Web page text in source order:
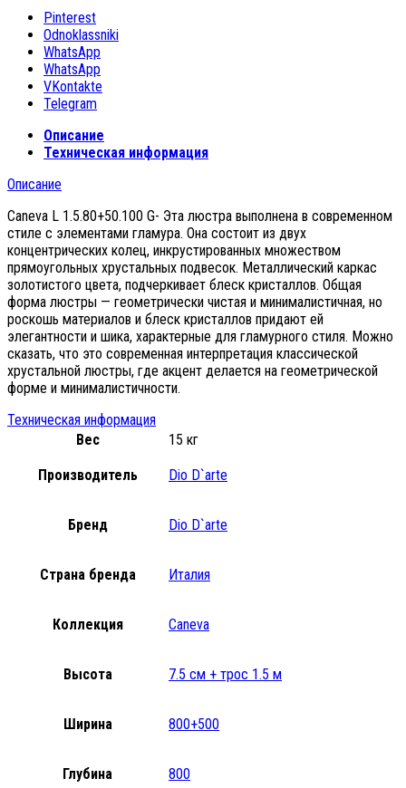
Pinterest
Odnoklassniki
WhatsApp
WhatsApp
VKontakte
Telegram
Описание
Техническая информация
Описание
Caneva L 1.5.80+50.100 G- Эта люстра выполнена в современном
стиле с элементами гламура. Она состоит из двух
концентрических колец, инкрустированных множеством
прямоугольных хрустальных подвесок. Металлический каркас
золотистого цвета, подчеркивает блеск кристаллов. Общая
форма люстры — геометрически чистая и минималистичная, но
роскошь материалов и блеск кристаллов придают ей
элегантности и шика, характерные для гламурного стиля. Можно
сказать, что это современная интерпретация классической
хрустальной люстры, где акцент делается на геометрической
форме и минималистичности.
Техническая информация
Вес
15 кг
Производитель Dio D`arte
Бренд Dio D`arte
Страна бренда Италия
Коллекция Caneva
Высота 7.5 см + трос 1.5 м
Ширина 800+500
Глубина 800